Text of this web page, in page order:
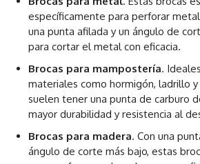
específicamente para perforar
una punta afilada y un ángulo de
para cortar el metal con eficacia.
Brocas para mampostería.
materiales como hormigón, ladrillo
suelen tener una punta de carburo
mayor durabilidad y resistencia al
Brocas para madera. Con una
ángulo de corte más bajo, estas